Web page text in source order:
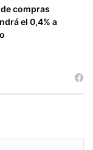
compras
el 0,4% a